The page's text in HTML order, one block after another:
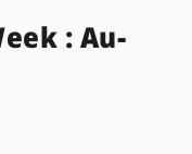
: Au-